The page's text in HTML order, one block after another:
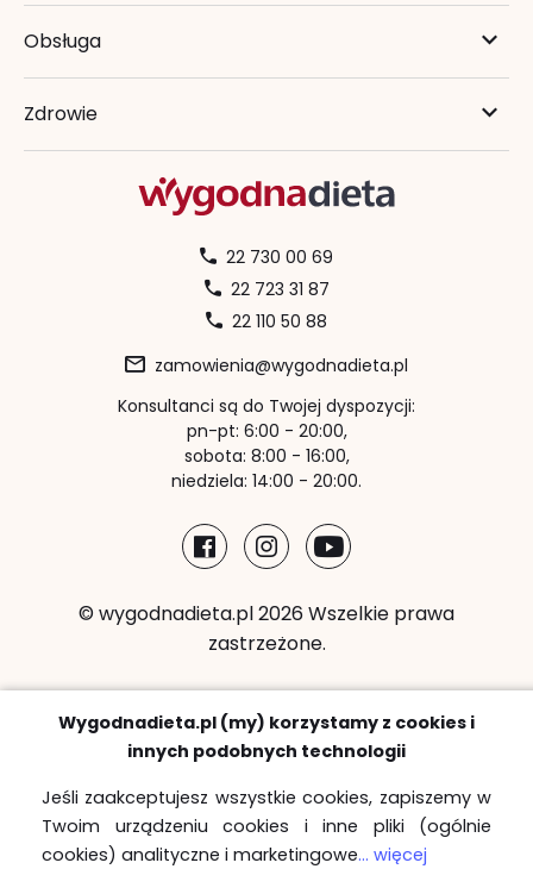
Obsługa
Zdrowie
22 730 00 69
22 723 31 87
22 110 50 88
zamowienia@wygodnadieta.pl
Konsultanci są do Twojej dyspozycji:
pn-pt: 6:00 - 20:00,
sobota: 8:00 - 16:00,
niedziela: 14:00 - 20:00.
© wygodnadieta.pl 2026 Wszelkie prawa
zastrzeżone.
Metody płatności:
Strefy bezpłatnych dostaw
Wygodnadieta.pl (my) korzystamy z cookies i
innych podobnych technologii
Jeśli zaakceptujesz wszystkie cookies, zapiszemy w
Twoim urządzeniu cookies i inne pliki (ogólnie
cookies) analityczne i marketingowe... więcej